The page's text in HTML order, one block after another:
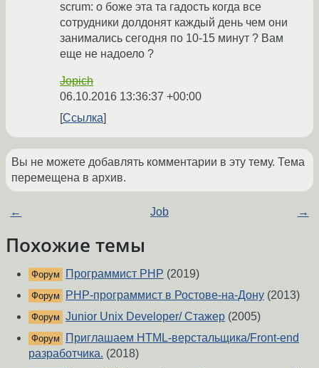
scrum: о боже эта та гадость когда все
сотрудники долдонят каждый день чем они
занимались сегодня по 10-15 минут ? Вам
еще не надоело ?
Jopich
06.10.2016 13:36:37 +00:00
Ссылка
Вы не можете добавлять комментарии в эту тему. Тема
перемещена в архив.
← Job →
Похожие темы
Форум Программист PHP (2019)
Форум PHP-программист в Ростове-на-Дону (2013)
Форум Junior Unix Developer/ Стажер (2005)
Форум
Приглашаем HTML-верстальщика/Front-end
разработчика. (2018)